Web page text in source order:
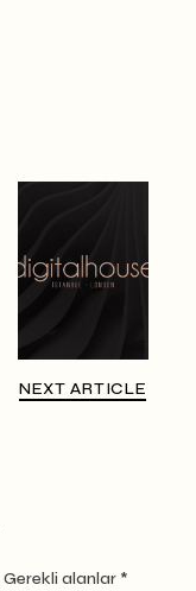
NEXT ARTICLE
Gerekli alanlar *